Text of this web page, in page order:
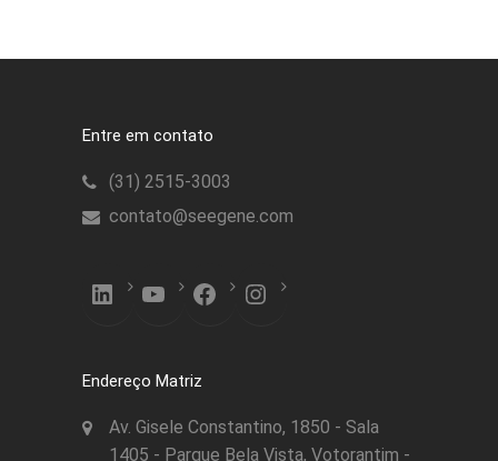
Entre em contato
(31) 2515-3003
contato@seegene.com
LinkedInYouTubeFacebookInstagram
Endereço Matriz
Av. Gisele Constantino, 1850 - Sala
1405 - Parque Bela Vista, Votorantim -